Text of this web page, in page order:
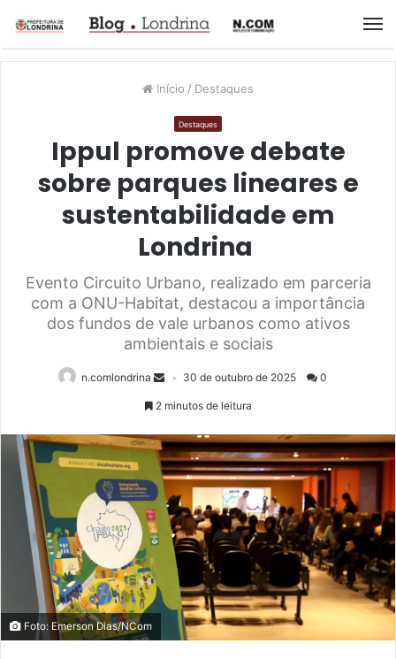
Início / Destaques
Destaques
Ippul promove debate
sobre parques lineares e
sustentabilidade em
Londrina
Evento Circuito Urbano, realizado em parceria
com a ONU-Habitat, destacou a importância
dos fundos de vale urbanos como ativos
ambientais e sociais
n.comlondrina 30 de outubro de 2025 0
2 minutos de leitura
Foto: Emerson Dias/NCom